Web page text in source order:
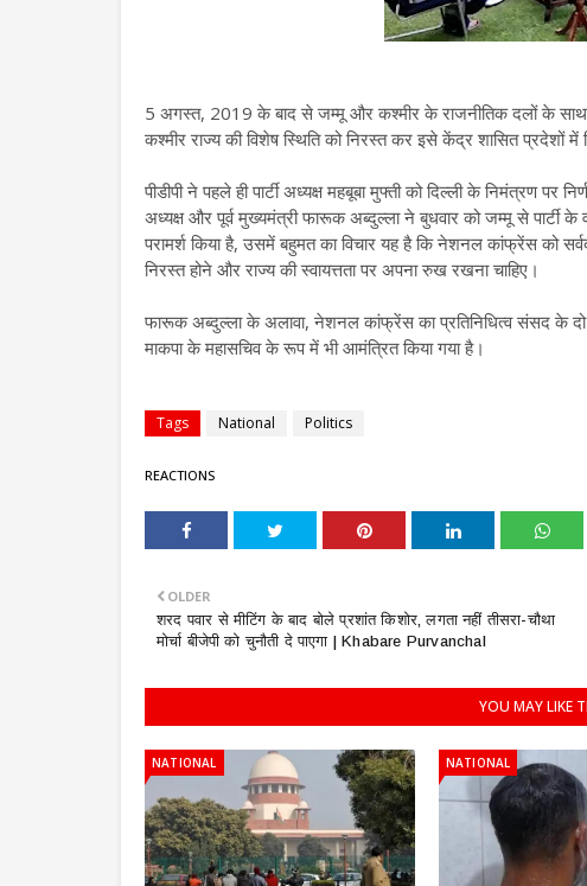
5 अगस्त, 2019 के बाद से जम्मू और कश्मीर के राजनीतिक दलों के साथ
कश्मीर राज्य की विशेष स्थिति को निरस्त कर इसे केंद्र शासित प्रदेशों में
पीडीपी ने पहले ही पार्टी अध्यक्ष महबूबा मुफ्ती को दिल्ली के निमंत्रण
अध्यक्ष और पूर्व मुख्यमंत्री फारूक अब्दुल्ला ने बुधवार को जम्मू से
परामर्श किया है, उसमें बहुमत का विचार यह है कि नेशनल कांफ्रेंस को
निरस्त होने और राज्य की स्वायत्तता पर अपना रुख रखना चाहिए।
फारूक अब्दुल्ला के अलावा, नेशनल कांफ्रेंस का प्रतिनिधित्व संसद के
माकपा के महासचिव के रूप में भी आमंत्रित किया गया है।
Tags National Politics
REACTIONS
OLDER
शरद पवार से मीटिंग के बाद बोले प्रशांत किशोर, लगता नहीं तीसरा-चौथा
मोर्चा बीजेपी को चुनौती दे पाएगा | Khabare Purvanchal
YOU MAY LIKE
NATIONAL NATIONAL